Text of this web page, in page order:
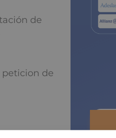
de
peticion de